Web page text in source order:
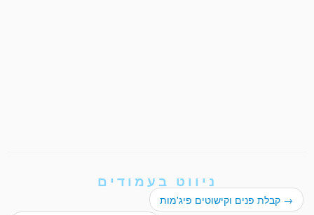
ניווט בעמודים
→ קבלת פנים וקישוטים פיג'מות